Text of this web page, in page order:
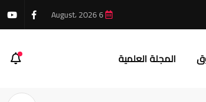
المجلة العلمية